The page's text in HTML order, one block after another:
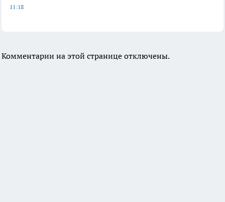
11:18
Комментарии на этой странице отключены.